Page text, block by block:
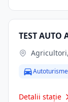
TEST AUTO
Autoturisme
Detalii stație